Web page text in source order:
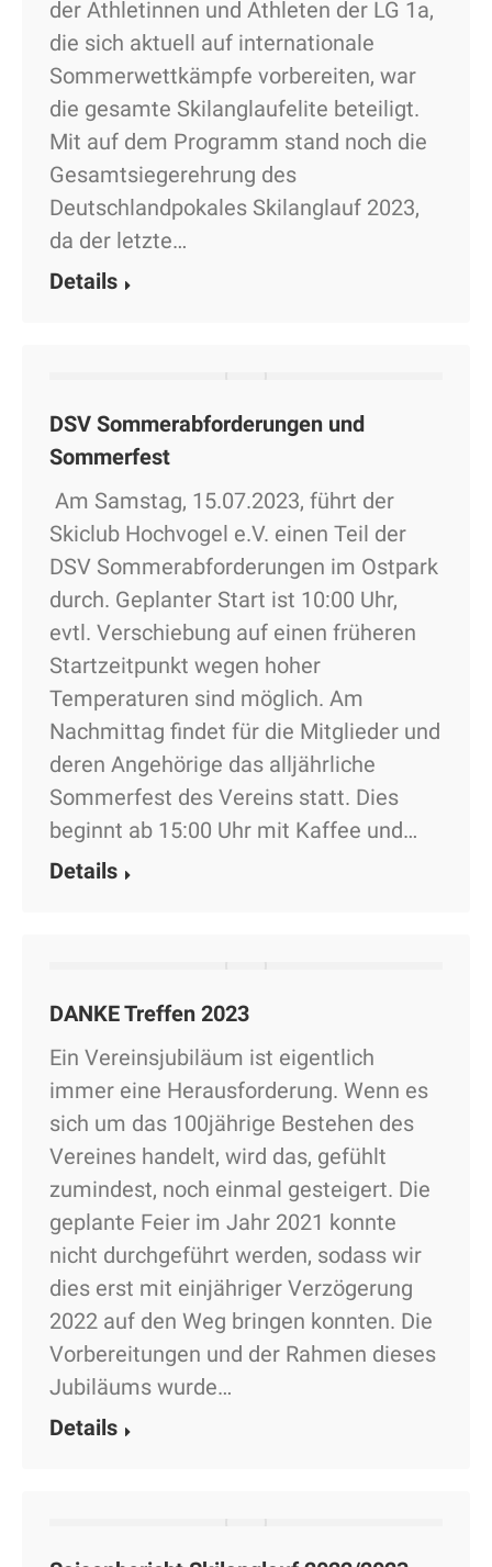
der Athletinnen und Athleten der LG 1a,
die sich aktuell auf internationale
Sommerwettkämpfe vorbereiten, war
die gesamte Skilanglaufelite beteiligt.
Mit auf dem Programm stand noch die
Gesamtsiegerehrung des
Deutschlandpokales Skilanglauf 2023,
da der letzte…
Details
DSV Sommerabforderungen und
Sommerfest
Am Samstag, 15.07.2023, führt der
Skiclub Hochvogel e.V. einen Teil der
DSV Sommerabforderungen im Ostpark
durch. Geplanter Start ist 10:00 Uhr,
evtl. Verschiebung auf einen früheren
Startzeitpunkt wegen hoher
Temperaturen sind möglich. Am
Nachmittag findet für die Mitglieder und
deren Angehörige das alljährliche
Sommerfest des Vereins statt. Dies
beginnt ab 15:00 Uhr mit Kaffee und…
Details
DANKE Treffen 2023
Ein Vereinsjubiläum ist eigentlich
immer eine Herausforderung. Wenn es
sich um das 100jährige Bestehen des
Vereines handelt, wird das, gefühlt
zumindest, noch einmal gesteigert. Die
geplante Feier im Jahr 2021 konnte
nicht durchgeführt werden, sodass wir
dies erst mit einjähriger Verzögerung
2022 auf den Weg bringen konnten. Die
Vorbereitungen und der Rahmen dieses
Jubiläums wurde…
Details